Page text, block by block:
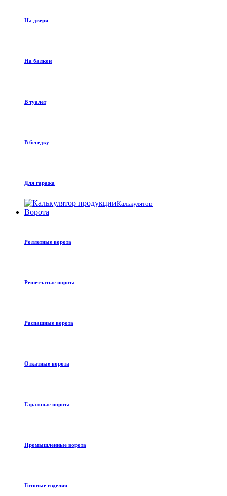
На двери
На балкон
В туалет
В беседку
Для гаража
Калькулятор
Ворота
Роллетные ворота
Решетчатые ворота
Распашные ворота
Откатные ворота
Гаражные ворота
Промышленные ворота
Готовые изделия